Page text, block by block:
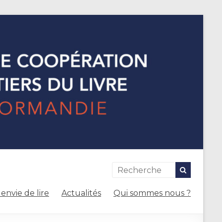
de lire Actualités Qui sommes nous ?